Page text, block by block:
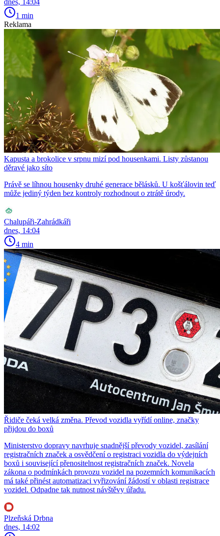
dnes, 14:04
1 min
Reklama
Kapusta a brokolice v srpnu mizí pod housenkami. Listy zůstanou
děravé jako síto
Právě se líhnou housenky druhé generace bělásků. U košťálovin teď
může jediný týden bez kontroly rozhodnout o ztrátě úrody.
Chalupáři-Zahrádkáři
dnes, 14:04
4 min
Řidiče čeká velká změna. Převod vozidla vyřídí online, značky
přijdou do boxů
Ministerstvo dopravy navrhuje snadnější převody vozidel, zasílání
registračních značek a osvědčení o registraci vozidla do výdejních
boxů i související přenositelnost registračních značek. Novela
zákona o podmínkách provozu vozidel na pozemních komunikacích
má také přinést automatizaci vyřizování žádostí v oblasti registrace
vozidel. Odpadne tak nutnost návštěvy úřadu.
Plzeňská Drbna
dnes, 14:02